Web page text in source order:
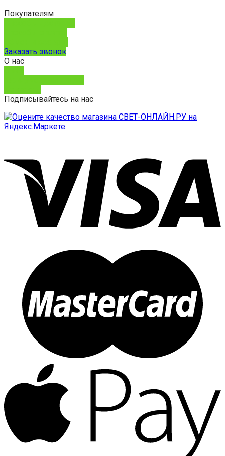
Покупателям
Заказать звонок
О нас
Подписывайтесь на нас